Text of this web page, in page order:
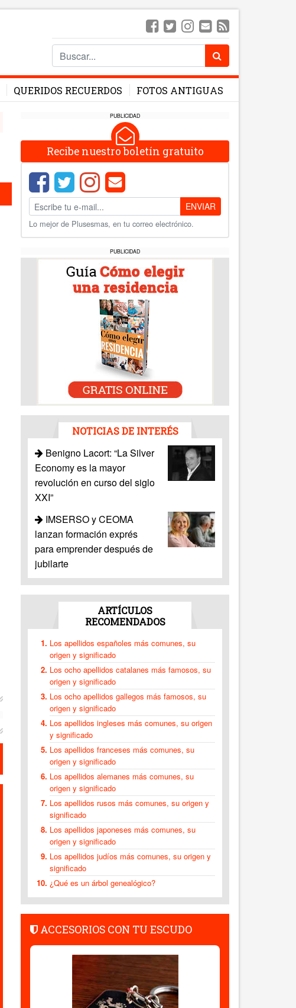
QUERIDOS RECUERDOS FOTOS ANTIGUAS
PUBLICIDAD
Recibe nuestro boletín gratuito
ENVIAR
Lo mejor de Plusesmas, en tu correo electrónico.
PUBLICIDAD
NOTICIAS DE INTERÉS
Benigno Lacort: “La Silver
Economy es la mayor
revolución en curso del siglo
XXI”
IMSERSO y CEOMA
lanzan formación exprés
para emprender después de
jubilarte
ARTÍCULOS
RECOMENDADOS
Los apellidos españoles más comunes, su
origen y significado
Los ocho apellidos catalanes más famosos, su
origen y significado
Los ocho apellidos gallegos más famosos, su
origen y significado
Los apellidos ingleses más comunes, su origen
y significado
Los apellidos franceses más comunes, su
origen y significado
Los apellidos alemanes más comunes, su
origen y significado
Los apellidos rusos más comunes, su origen y
significado
Los apellidos japoneses más comunes, su
origen y significado
Los apellidos judíos más comunes, su origen y
significado
¿Qué es un árbol genealógico?
ACCESORIOS CON TU ESCUDO